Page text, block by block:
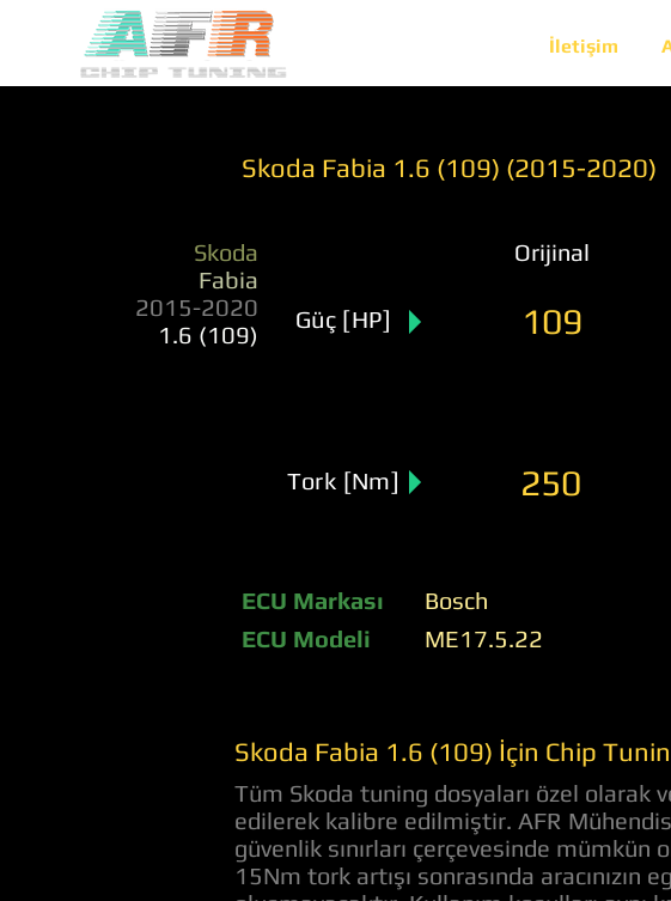
İletişim
Skoda Fabia 1.6 (109) (2015-2020)
Skoda
Fabia
2015-2020
1.6 (109)
Orijinal
Güç [HP] 109
Tork [Nm] 250
ECU Markası
ECU Modeli
Bosch
ME17.5.22
Skoda Fabia 1.6 (109) İçin Chip
Tüm Skoda tuning dosyaları özel
edilerek kalibre edilmiştir. AFR
güvenlik sınırları çerçevesinde mümkün
15Nm tork artışı sonrasında